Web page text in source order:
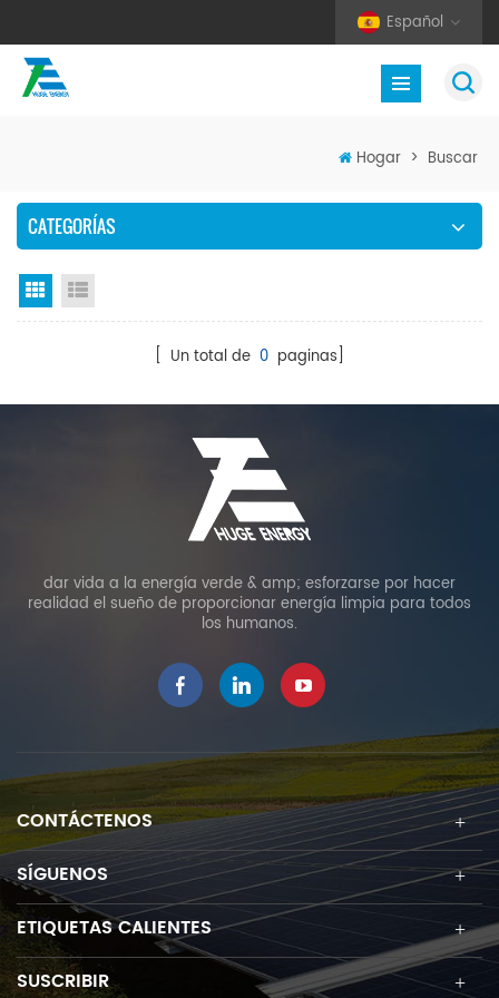
Español
Hogar > Buscar
CATEGORÍAS
Vista en cuadrícula
[ Un total de 0 paginas]
dar vida a la energía verde & amp; esforzarse por hacer
realidad el sueño de proporcionar energía limpia para todos
los humanos.
CONTÁCTENOS
SÍGUENOS
ETIQUETAS CALIENTES
SUSCRIBIR